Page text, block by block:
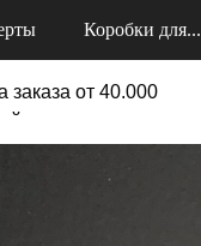
от 40.000
Коробки для...